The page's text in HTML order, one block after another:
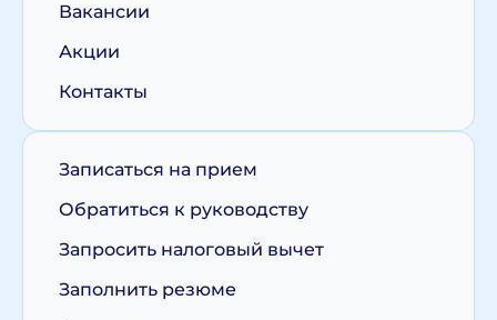
Вакансии
Акции
Контакты
Записаться на прием
Обратиться к руководству
Запросить налоговый вычет
Заполнить резюме